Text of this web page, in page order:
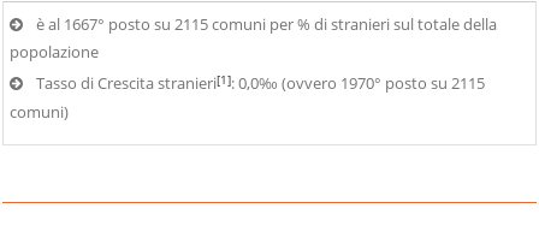
è al 1667° posto su 2115 comuni per % di stranieri sul totale della
popolazione
Tasso di Crescita stranieri[1]: 0,0‰ (ovvero 1970° posto su 2115
comuni)